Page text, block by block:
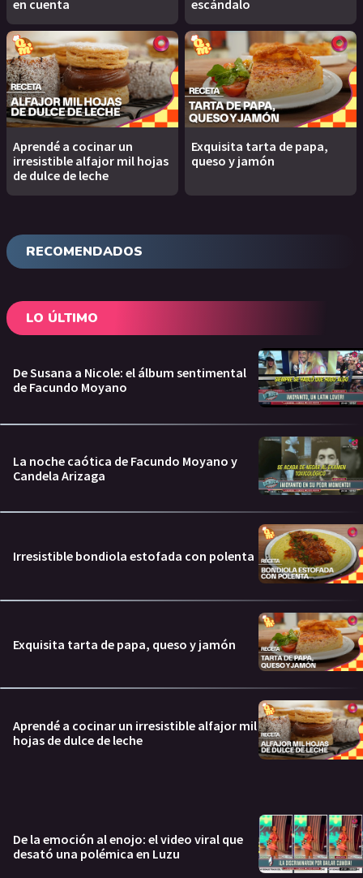
en cuenta escándalo
Aprendé a cocinar un
irresistible alfajor mil hojas
de dulce de leche
Exquisita tarta de papa,
queso y jamón
RECOMENDADOS
LO ÚLTIMO
De Susana a Nicole: el álbum sentimental
de Facundo Moyano
La noche caótica de Facundo Moyano y
Candela Arizaga
Irresistible bondiola estofada con polenta
Exquisita tarta de papa, queso y jamón
Aprendé a cocinar un irresistible alfajor mil
hojas de dulce de leche
De la emoción al enojo: el video viral que
desató una polémica en Luzu